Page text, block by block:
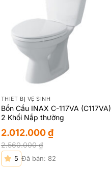
THIẾT BỊ VỆ SINH
Bồn Cầu INAX C-117VA (C117VA)
2 Khối Nắp thường
2.560.000₫
Giá
gốc
2.012.000₫
Giá
hiện
5 Đã bán: 82